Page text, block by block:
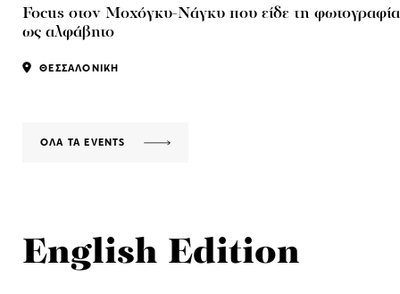
Focus στον Μοχόγκυ-Νάγκυ που είδε τη φωτογραφία
ως αλφάβητο
ΘΕΣΣΑΛΟΝΙΚΗ
ΟΛΑ ΤΑ EVENTS
English Edition